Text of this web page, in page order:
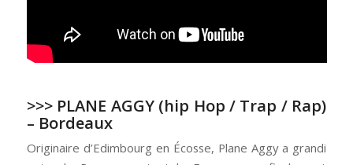
>>> PLANE AGGY(hip Hop / Trap / Rap)
– Bordeaux
Originaire d’Edimbourg en Écosse, Plane Aggy a grandi